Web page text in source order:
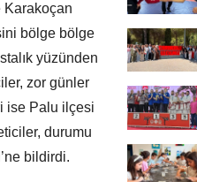
Karakoçan
bölge bölge
yüzünden
zor günler
ise Palu ilçesi
durumu
bildirdi.